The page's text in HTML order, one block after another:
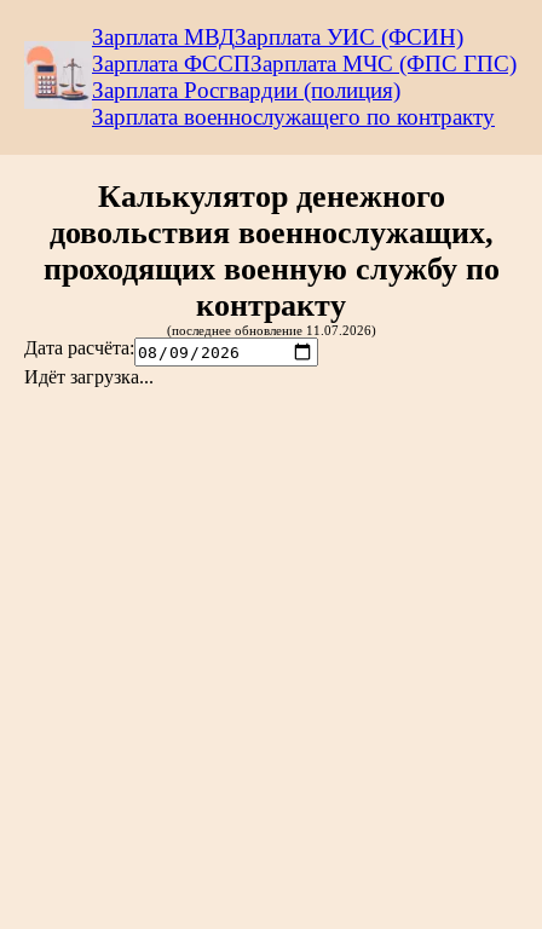
Зарплата МВДЗарплата УИС (ФСИН)
Зарплата ФССПЗарплата МЧС (ФПС ГПС)
Зарплата Росгвардии (полиция)
Зарплата военнослужащего по контракту
Калькулятор денежного
довольствия военнослужащих,
проходящих военную службу по
контракту
(последнее обновление 11.07.2026)
Дата расчёта:
Идёт загрузка...